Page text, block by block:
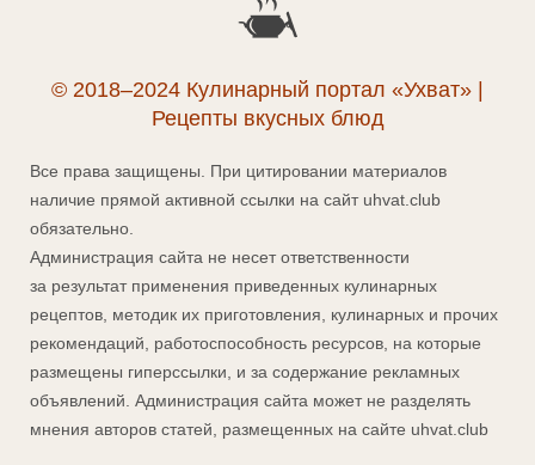
© 2018–2024 Кулинарный портал «Ухват» |
Рецепты вкусных блюд
Все права защищены. При цитировании материалов
наличие прямой активной ссылки на сайт uhvat.club
обязательно.
Администрация сайта не несет ответственности
за результат применения приведенных кулинарных
рецептов, методик их приготовления, кулинарных и прочих
рекомендаций, работоспособность ресурсов, на которые
размещены гиперссылки, и за содержание рекламных
объявлений. Администрация сайта может не разделять
мнения авторов статей, размещенных на сайте uhvat.club